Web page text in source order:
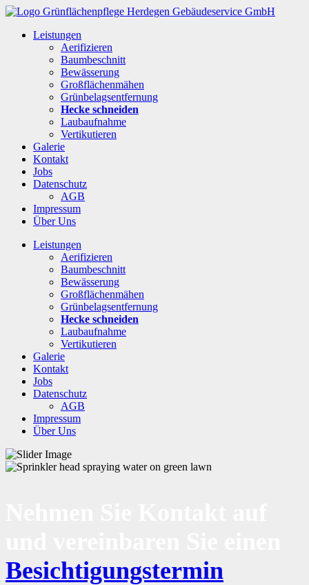
Leistungen
Aerifizieren
Baumbeschnitt
Bewässerung
Großflächenmähen
Grünbelagsentfernung
Hecke schneiden
Laubaufnahme
Vertikutieren
Galerie
Kontakt
Jobs
Datenschutz
AGB
Impressum
Über Uns
Leistungen
Aerifizieren
Baumbeschnitt
Bewässerung
Großflächenmähen
Grünbelagsentfernung
Hecke schneiden
Laubaufnahme
Vertikutieren
Galerie
Kontakt
Jobs
Datenschutz
AGB
Impressum
Über Uns
Besichtigungstermin